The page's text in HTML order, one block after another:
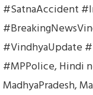
#SatnaAccident
#VindhyaUpdate
#MPPolice,Hindi
MadhyaPradesh,